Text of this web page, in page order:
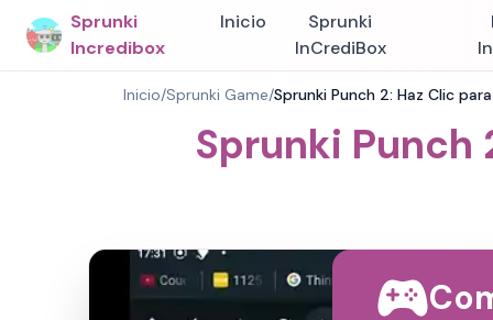
Sprunki
Incredibox
Inicio
Sprunki
InCrediBox
Inicio/Sprunki Game/Sprunki Punch 2: Haz Clic
Sprunki Punch